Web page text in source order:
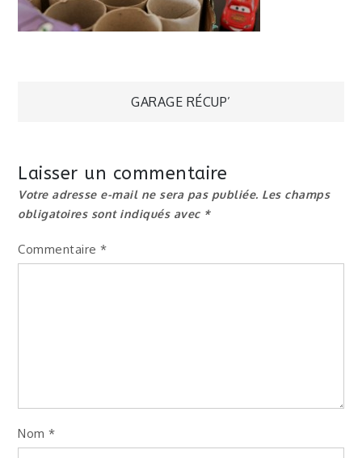
Navigation
l’article
GARAGE RÉCUP’
Laisser un commentaire
Votre adresse e-mail ne sera pas publiée. Les champs
obligatoires sont indiqués avec *
Commentaire*
Nom*